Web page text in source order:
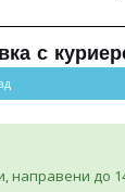
с
направени до